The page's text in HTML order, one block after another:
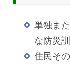
単独ま
な防災
住民そ